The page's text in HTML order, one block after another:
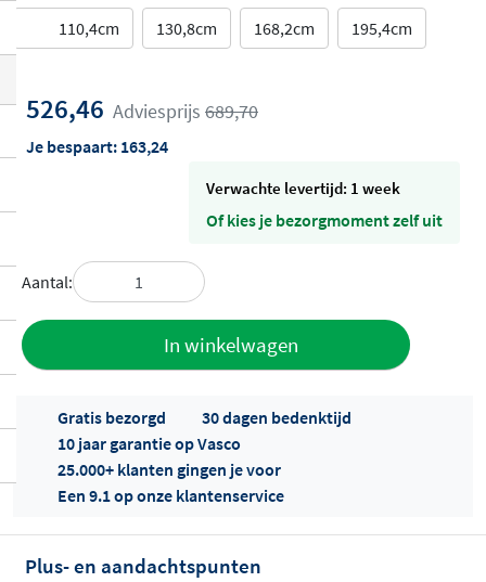
110,4cm 130,8cm 168,2cm 195,4cm
526,46 Adviesprijs 689,70
Je bespaart: 163,24
Verwachte levertijd: 1 week
Of kies je bezorgmoment zelf uit
Aantal:
In winkelwagen
Offertes
Gratis bezorgd
30 dagen bedenktijd
10 jaar garantie op Vasco
25.000+ klanten gingen je voor
Een 9.1 op onze klantenservice
Plus- en aandachtspunten